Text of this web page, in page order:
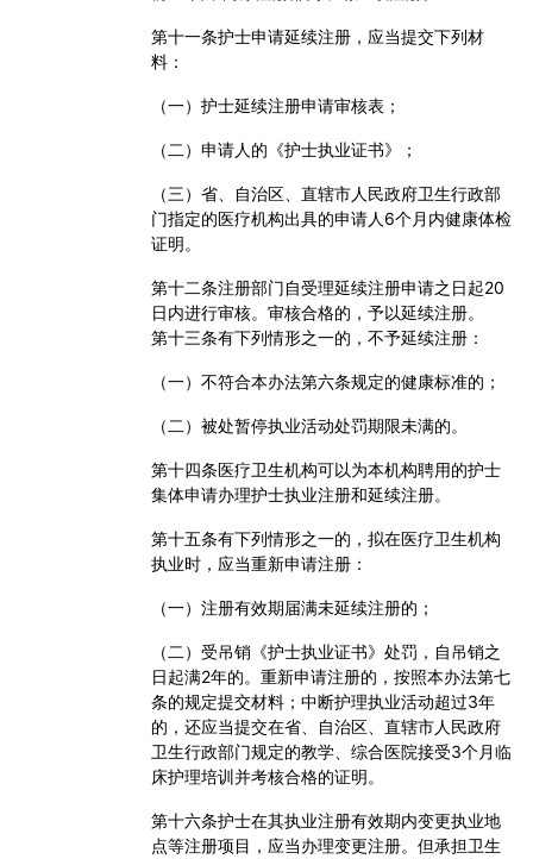
第十一条护士申请延续注册，应当提交下列材
料：
（一）护士延续注册申请审核表；
（二）申请人的《护士执业证书》；
（三）省、自治区、直辖市人民政府卫生行政部
门指定的医疗机构出具的申请人6个月内健康体检
证明。
第十二条注册部门自受理延续注册申请之日起20
日内进行审核。审核合格的，予以延续注册。
第十三条有下列情形之一的，不予延续注册：
（一）不符合本办法第六条规定的健康标准的；
（二）被处暂停执业活动处罚期限未满的。
第十四条医疗卫生机构可以为本机构聘用的护士
集体申请办理护士执业注册和延续注册。
第十五条有下列情形之一的，拟在医疗卫生机构
执业时，应当重新申请注册：
（一）注册有效期届满未延续注册的；
（二）受吊销《护士执业证书》处罚，自吊销之
日起满2年的。重新申请注册的，按照本办法第七
条的规定提交材料；中断护理执业活动超过3年
的，还应当提交在省、自治区、直辖市人民政府
卫生行政部门规定的教学、综合医院接受3个月临
床护理培训并考核合格的证明。
第十六条护士在其执业注册有效期内变更执业地
点等注册项目，应当办理变更注册。但承担卫生